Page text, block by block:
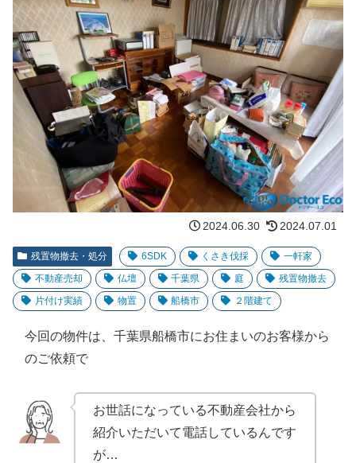
2024.06.30 2024.07.01
残置物撤去・処分 6SDK くさき伐採
一軒家
不動産売却
仏壇 千葉県 庭
残置物撤去
片付け実績
物置 船橋市 ２階建て
今回の物件は、千葉県船橋市にお住まいのお客様から
のご依頼で
お世話になっている不動産会社から
紹介いただいて電話しているんです
が…